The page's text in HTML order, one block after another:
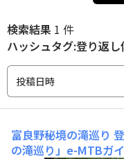
検索結果 1 件
ハッシュタグ:登り返
投稿日時
富良野秘境の滝巡り
の滝巡り」e-MTBガ